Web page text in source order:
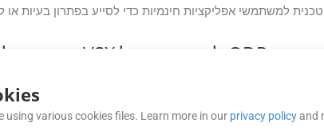
using various cookies files. Learn more in our privacy policyand